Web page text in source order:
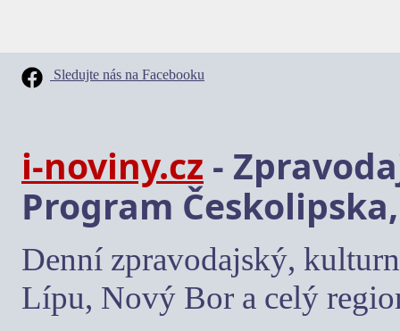
Sledujte nás na Facebooku
i-noviny.cz -
Program
Denní zpravodajský,
Lípu, Nový Bor a celý